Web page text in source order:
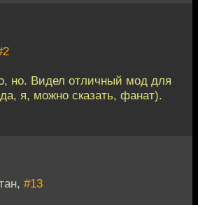
но. Видел отличный мод для
я, можно сказать, фанат).
#13